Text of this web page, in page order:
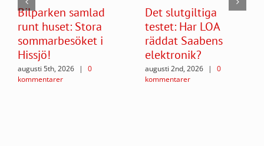
Bilparken samlad
runt huset: Stora
sommarbesöket i
Hissjö!
augusti 5th, 2026 |
0
kommentarer
Det slutgiltiga
testet: Har LOA
räddat Saabens
elektronik?
augusti 2nd, 2026 |
0
kommentarer